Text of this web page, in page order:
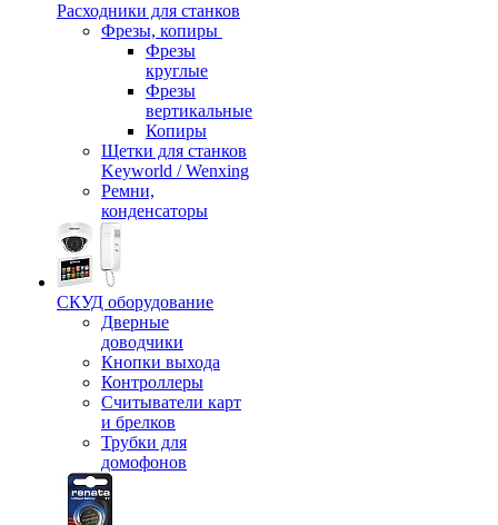
Расходники для станков
Фрезы, копиры
Фрезы
круглые
Фрезы
вертикальные
Копиры
Щетки для станков
Keyworld / Wenxing
Ремни,
конденсаторы
СКУД оборудование
Дверные
доводчики
Кнопки выхода
Контроллеры
Считыватели карт
и брелков
Трубки для
домофонов